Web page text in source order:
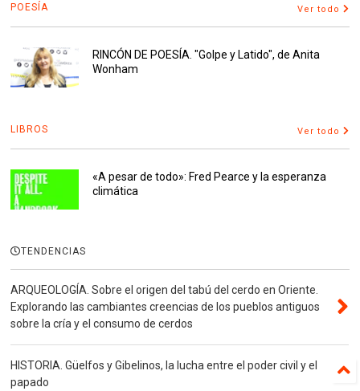
POESÍA Ver todo
RINCÓN DE POESÍA. "Golpe y Latido", de Anita
Wonham
LIBROS Ver todo
«A pesar de todo»: Fred Pearce y la esperanza
climática
TENDENCIAS
ARQUEOLOGÍA. Sobre el origen del tabú del cerdo en Oriente.
Explorando las cambiantes creencias de los pueblos antiguos
sobre la cría y el consumo de cerdos
HISTORIA. Güelfos y Gibelinos, la lucha entre el poder civil y el
papado